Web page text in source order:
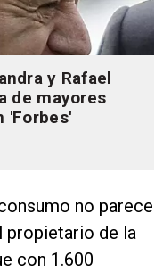
y Rafael
de mayores
'Forbes'
no parece
propietario de la
con 1.600